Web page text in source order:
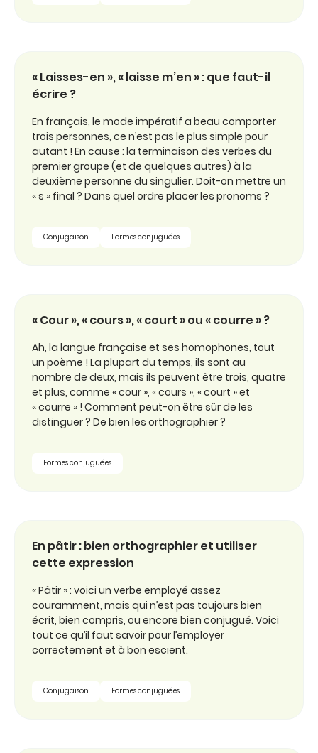
« Laisses-en », « laisse m’en » : que faut-il
écrire ?
En français, le mode impératif a beau comporter
trois personnes, ce n’est pas le plus simple pour
autant ! En cause : la terminaison des verbes du
premier groupe (et de quelques autres) à la
deuxième personne du singulier. Doit-on mettre un
« s » final ? Dans quel ordre placer les pronoms ?
Conjugaison Formes conjuguées
« Cour », « cours », « court » ou « courre » ?
Ah, la langue française et ses homophones, tout
un poème ! La plupart du temps, ils sont au
nombre de deux, mais ils peuvent être trois, quatre
et plus, comme « cour », « cours », « court » et
« courre » ! Comment peut-on être sûr de les
distinguer ? De bien les orthographier ?
Formes conjuguées
En pâtir : bien orthographier et utiliser
cette expression
« Pâtir » : voici un verbe employé assez
couramment, mais qui n’est pas toujours bien
écrit, bien compris, ou encore bien conjugué. Voici
tout ce qu’il faut savoir pour l’employer
correctement et à bon escient.
Conjugaison Formes conjuguées